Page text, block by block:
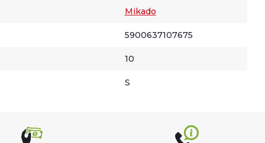
Mikado
5900637107675
10
S